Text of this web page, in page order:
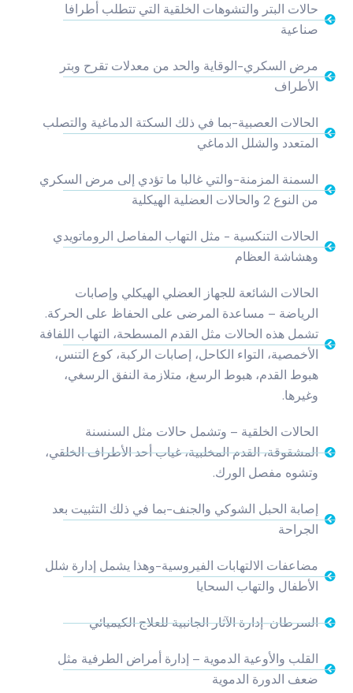
حالات البتر والتشوهات الخلقية التي تتطلب أطرافا
صناعية
مرض السكري-الوقاية والحد من معدلات تقرح وبتر
الأطراف
الحالات العصبية-بما في ذلك السكتة الدماغية والتصلب
المتعدد والشلل الدماغي
السمنة المزمنة-والتي غالبا ما تؤدي إلى مرض السكري
من النوع 2 والحالات العضلية الهيكلية
الحالات التنكسية - مثل التهاب المفاصل الروماتويدي
وهشاشة العظام
الحالات الشائعة للجهاز العضلي الهيكلي وإصابات
الرياضة – مساعدة المرضى على الحفاظ على الحركة.
تشمل هذه الحالات مثل القدم المسطحة، التهاب اللفافة
الأخمصية، التواء الكاحل، إصابات الركبة، كوع التنس،
هبوط القدم، هبوط الرسغ، متلازمة النفق الرسغي،
وغيرها.
الحالات الخلقية – وتشمل حالات مثل السنسنة
المشقوقة، القدم المخلبية، غياب أحد الأطراف الخلقي،
وتشوه مفصل الورك.
إصابة الحبل الشوكي والجنف-بما في ذلك التثبيت بعد
الجراحة
مضاعفات الالتهابات الفيروسية-وهذا يشمل إدارة شلل
الأطفال والتهاب السحايا
السرطان-إدارة الآثار الجانبية للعلاج الكيميائي
القلب والأوعية الدموية – إدارة أمراض الطرفية مثل
ضعف الدورة الدموية